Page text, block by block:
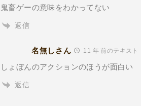
鬼畜ゲーの意味をわかってない
返信
名無しさん 11 年 前のテキスト
しょぼんのアクションのほうが面白い
返信